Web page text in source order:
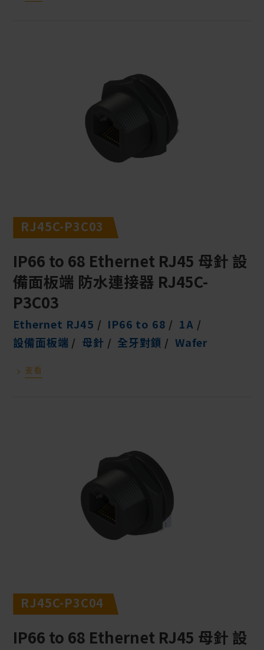
RJ45C-P3C03
IP66 to 68 Ethernet RJ45 母針 設
備面板端 防水連接器 RJ45C-
P3C03
Ethernet RJ45 IP66 to 68
1A
設備面板端
母針 全牙對鎖 Wafer
查看
RJ45C-P3C04
IP66 to 68 Ethernet RJ45 母針 設